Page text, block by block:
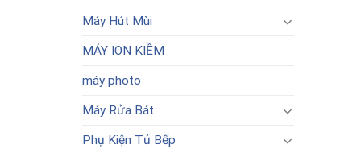
Máy Hút Mùi
MÁY ION KIỀM
máy photo
Máy Rửa Bát
Phụ Kiện Tủ Bếp